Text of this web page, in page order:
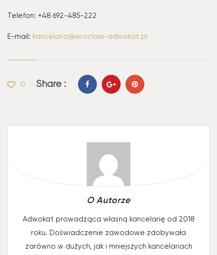
Telefon: +48 692-485-222
E-mail: kancelaria@wroclaw-adwokat.pl
0 Share :
O Autorze
Adwokat prowadząca własną kancelarię od 2018
roku. Doświadczenie zawodowe zdobywała
zarówno w dużych, jak i mniejszych kancelariach